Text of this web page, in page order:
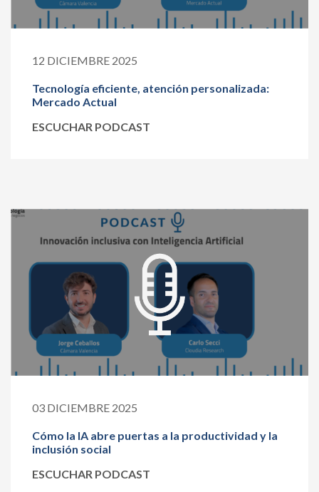
12 DICIEMBRE 2025
Tecnología eficiente, atención personalizada:
Mercado Actual
ESCUCHAR PODCAST
03 DICIEMBRE 2025
Cómo la IA abre puertas a la productividad y la
inclusión social
ESCUCHAR PODCAST